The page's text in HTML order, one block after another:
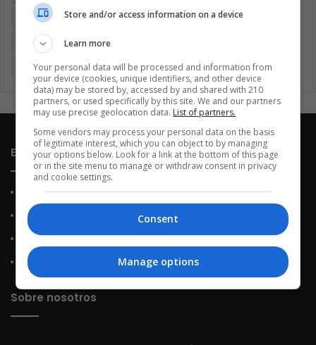
Coronavirus Covid 19 Cuarentena Deportes
Economía Entretenimiento
Memes (ES) Mundo México Música Politica
Enlaces de interés
Sobre Nosotros
Contacto
Política de Privacidad
Política de Cookies
Sobre nosotros
Store and/or access information on a device
Learn more
Your personal data will be processed and information from
your device (cookies, unique identifiers, and other device
data) may be stored by, accessed by and shared with 210
partners, or used specifically by this site. We and our partners
may use precise geolocation data. List of partners.
Some vendors may process your personal data on the basis
of legitimate interest, which you can object to by managing
your options below. Look for a link at the bottom of this page
or in the site menu to manage or withdraw consent in privacy
and cookie settings.
Consent
Manage options